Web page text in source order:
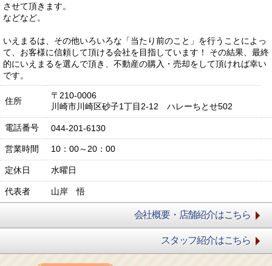
させて頂きます。
などなど。
いえまるは、その他いろいろな「当たり前のこと」を行うことによっ
て、お客様に信頼して頂ける会社を目指しています！ その結果、最終
的にいえまるを選んで頂き、不動産の購入・売却をして頂ければ幸い
です。
住所
〒210-0006
川崎市川崎区砂子1丁目2-12 ハレーちとせ502
電話番号 044-201-6130
営業時間 10：00～20：00
定休日 水曜日
代表者 山岸 悟
会社概要・店舗紹介はこちら
スタッフ紹介はこちら